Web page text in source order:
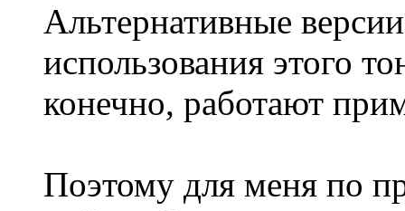
Альтернативные
использования этого
конечно, работают
Поэтому для меня по